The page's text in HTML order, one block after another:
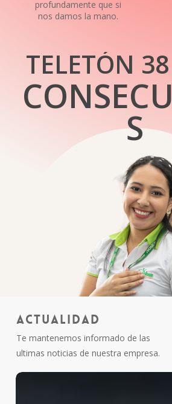
profundamente que si
nos damos la mano.
TELETÓN 38
CONSECU
S
Actualidad
Te mantenemos informado de las
ultimas noticias de nuestra empresa.
Supermercados